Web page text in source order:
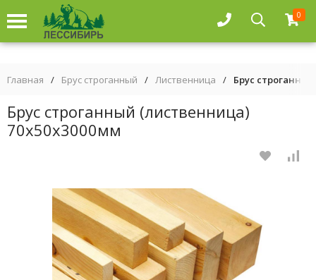
0
Главная / Брус строганный / Лиственница / Брус
Брус строганный (лиственница)
70х50х3000мм